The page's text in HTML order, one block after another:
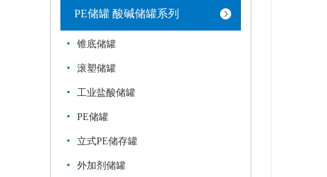
PE储罐 酸碱储罐系列
锥底储罐
滚塑储罐
工业盐酸储罐
PE储罐
立式PE储存罐
外加剂储罐